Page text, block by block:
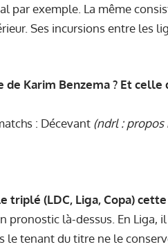
par exemple. La même
Ses incursions entre les
Karim Benzema ? Et celle
: Décevant (ndrl : propos
triplé (LDC, Liga, Copa) cette
pronostic là-dessus. En Liga,
le tenant du titre ne le